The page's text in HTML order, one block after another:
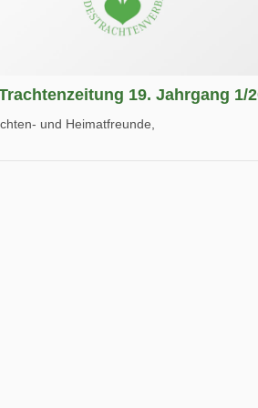
19. Jahrgang 1/
und Heimatfreunde,